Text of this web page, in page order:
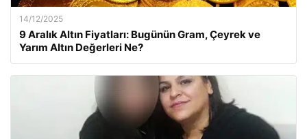
14/12/2025
9 Aralık Altın Fiyatları: Bugünün Gram, Çeyrek ve
Yarım Altın Değerleri Ne?